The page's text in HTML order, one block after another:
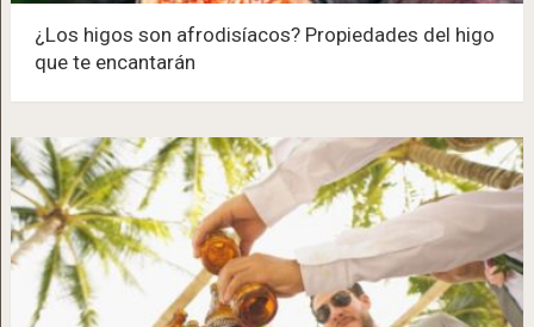
¿Los higos son afrodisíacos? Propiedades del higo
que te encantarán